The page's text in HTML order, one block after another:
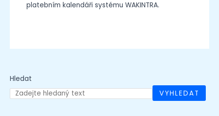
platebním kalendáři systému WAKINTRA.
Hledat
VYHLEDAT